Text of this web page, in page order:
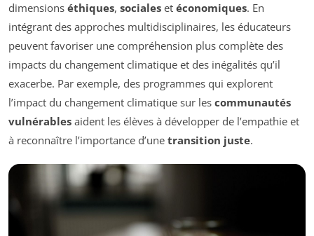
dimensions éthiques, sociales et économiques. En
intégrant des approches multidisciplinaires, les éducateurs
peuvent favoriser une compréhension plus complète des
impacts du changement climatique et des inégalités qu’il
exacerbe. Par exemple, des programmes qui explorent
l’impact du changement climatique sur les communautés
vulnérables aident les élèves à développer de l’empathie et
à reconnaître l’importance d’une transition juste.